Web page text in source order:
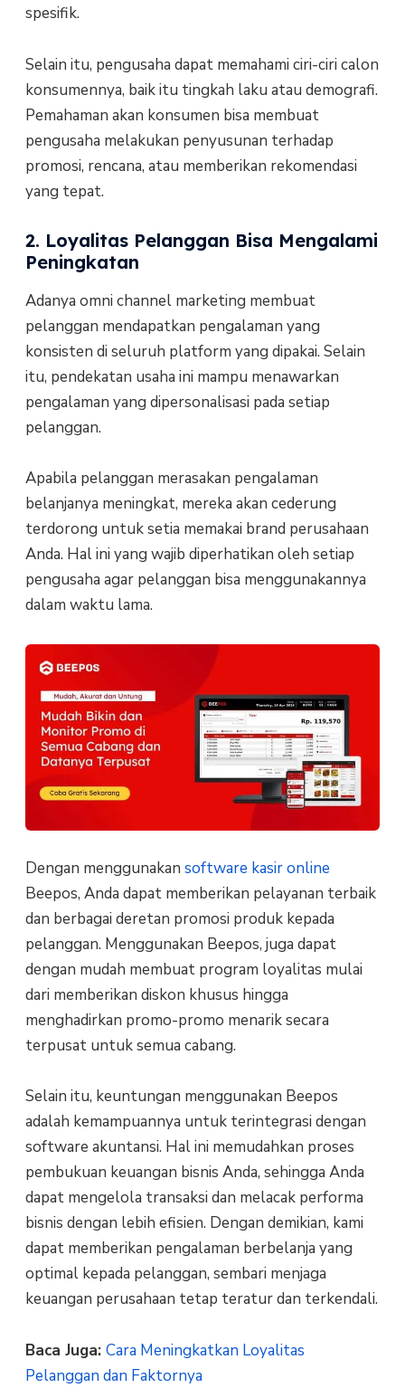
spesifik.
Selain itu, pengusaha dapat memahami ciri-ciri calon
konsumennya, baik itu tingkah laku atau demografi.
Pemahaman akan konsumen bisa membuat
pengusaha melakukan penyusunan terhadap
promosi, rencana, atau memberikan rekomendasi
yang tepat.
2. Loyalitas Pelanggan Bisa Mengalami
Peningkatan
Adanya omni channel marketing membuat
pelanggan mendapatkan pengalaman yang
konsisten di seluruh platform yang dipakai. Selain
itu, pendekatan usaha ini mampu menawarkan
pengalaman yang dipersonalisasi pada setiap
pelanggan.
Apabila pelanggan merasakan pengalaman
belanjanya meningkat, mereka akan cederung
terdorong untuk setia memakai brand perusahaan
Anda. Hal ini yang wajib diperhatikan oleh setiap
pengusaha agar pelanggan bisa menggunakannya
dalam waktu lama.
Dengan menggunakan software kasir online
Beepos, Anda dapat memberikan pelayanan terbaik
dan berbagai deretan promosi produk kepada
pelanggan. Menggunakan Beepos, juga dapat
dengan mudah membuat program loyalitas mulai
dari memberikan diskon khusus hingga
menghadirkan promo-promo menarik secara
terpusat untuk semua cabang.
Selain itu, keuntungan menggunakan Beepos
adalah kemampuannya untuk terintegrasi dengan
software akuntansi. Hal ini memudahkan proses
pembukuan keuangan bisnis Anda, sehingga Anda
dapat mengelola transaksi dan melacak performa
bisnis dengan lebih efisien. Dengan demikian, kami
dapat memberikan pengalaman berbelanja yang
optimal kepada pelanggan, sembari menjaga
keuangan perusahaan tetap teratur dan terkendali.
Baca Juga: Cara Meningkatkan Loyalitas
Pelanggan dan Faktornya